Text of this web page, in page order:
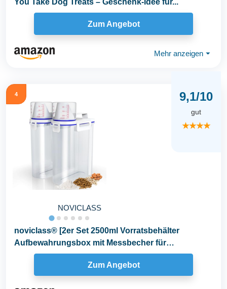
You Take Dog Treats – Geschenk-Idee für...
Zum Angebot
Mehr anzeigen ⏷
4
NOVICLASS
9,1/10
gut
★★★★
noviclass® [2er Set 2500ml Vorratsbehälter
Aufbewahrungsbox mit Messbecher für
Trockenfutter Reis...
Zum Angebot